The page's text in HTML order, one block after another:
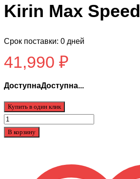
Kirin Max Speed
Срок поставки: 0 дней
41,990 ₽
ДоступнаДоступна...
Купить в один клик
Количество
товара
В корзину